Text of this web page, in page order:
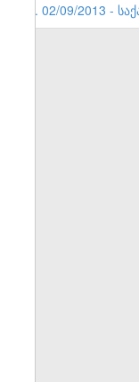
1. 02/09/2013 -